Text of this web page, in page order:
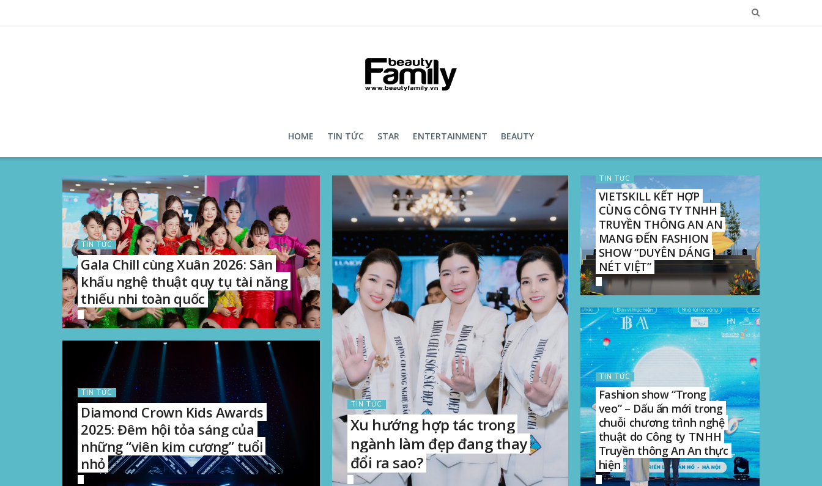
HOME TIN TỨC STAR ENTERTAINMENT BEAUTY
TIN TỨC
Xu hướng hợp tác trong
ngành làm đẹp đang thay
đổi ra sao?
TIN TỨC
Gala Chill cùng Xuân 2026: Sân
khấu nghệ thuật quy tụ tài năng
thiếu nhi toàn quốc
TIN TỨC
Diamond Crown Kids Awards
2025: Đêm hội tỏa sáng của
những “viên kim cương” tuổi
nhỏ
TIN TỨC
VIETSKILL KẾT HỢP
CÙNG CÔNG TY TNHH
TRUYỀN THÔNG AN AN
MANG ĐẾN FASHION
SHOW “DUYÊN DÁNG
NÉT VIỆT”
TIN TỨC
Fashion show “Trong
veo” – Dấu ấn mới trong
chuỗi chương trình nghệ
thuật do Công ty TNHH
Truyền thông An An thực
hiện